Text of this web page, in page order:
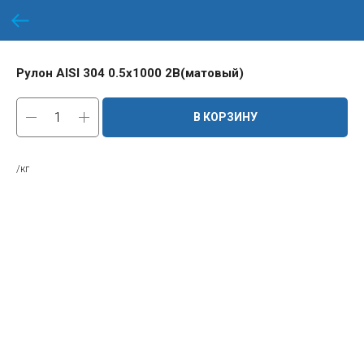
Рулон AISI 304 0.5х1000 2B(матовый)
В КОРЗИНУ
/кг